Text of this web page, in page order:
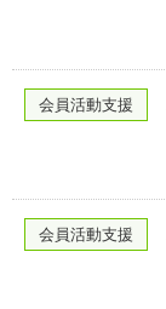
会員活動支援
会員活動支援